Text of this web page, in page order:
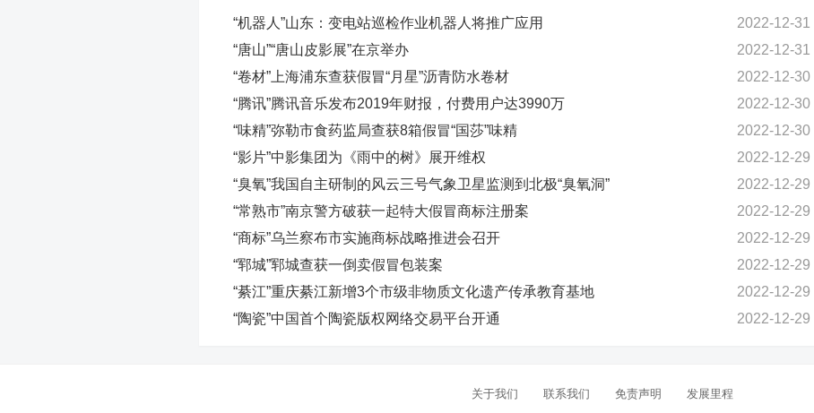
“机器人”山东：变电站巡检作业机器人将推广应用
2022-12-31
“唐山”“唐山皮影展”在京举办
2022-12-31
“卷材”上海浦东查获假冒“月星”沥青防水卷材
2022-12-30
“腾讯”腾讯音乐发布2019年财报，付费用户达3990万
2022-12-30
“味精”弥勒市食药监局查获8箱假冒“国莎”味精
2022-12-30
“影片”中影集团为《雨中的树》展开维权
2022-12-29
“臭氧”我国自主研制的风云三号气象卫星监测到北极“臭氧洞”
2022-12-29
“常熟市”南京警方破获一起特大假冒商标注册案
2022-12-29
“商标”乌兰察布市实施商标战略推进会召开
2022-12-29
“郓城”郓城查获一倒卖假冒包装案
2022-12-29
“綦江”重庆綦江新增3个市级非物质文化遗产传承教育基地
2022-12-29
“陶瓷”中国首个陶瓷版权网络交易平台开通
2022-12-29
关于我们 联系我们 免责声明 发展里程